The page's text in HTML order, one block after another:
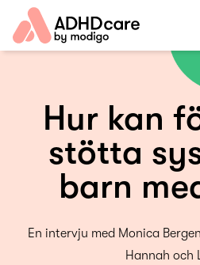
Hur kan
stötta
barn
En intervju med Monica
Hannah och